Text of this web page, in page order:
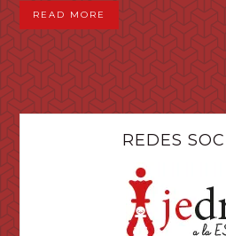
READ MORE
REDES